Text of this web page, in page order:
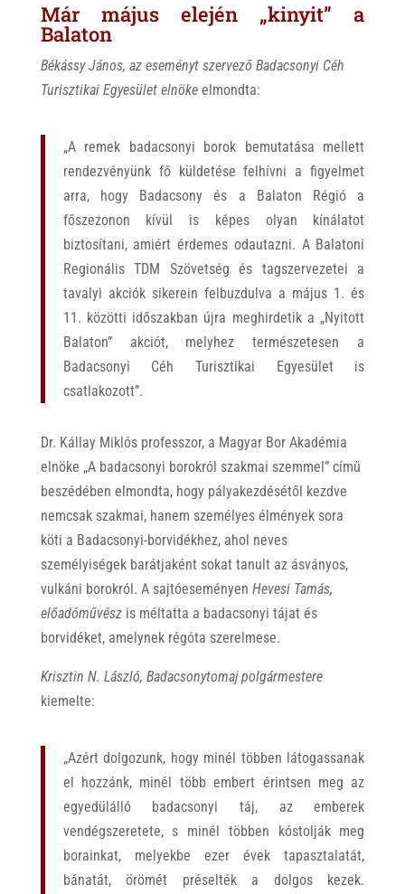
Már május elején „kinyit” a
Balaton
Békássy János, az eseményt szervező Badacsonyi Céh
Turisztikai Egyesület elnökeelmondta:
„A remek badacsonyi borok bemutatása mellett
rendezvényünk fő küldetése felhívni a figyelmet
arra, hogy Badacsony és a Balaton Régió a
főszezonon kívül is képes olyan kínálatot
biztosítani, amiért érdemes odautazni. A Balatoni
Regionális TDM Szövetség és tagszervezetei a
tavalyi akciók sikerein felbuzdulva a május 1. és
11. közötti időszakban újra meghirdetik a „Nyitott
Balaton” akciót, melyhez természetesen a
Badacsonyi Céh Turisztikai Egyesület is
csatlakozott”.
Dr. Kállay Miklós professzor, a Magyar Bor Akadémia
elnöke „A badacsonyi borokról szakmai szemmel” című
beszédében elmondta, hogy pályakezdésétől kezdve
nemcsak szakmai, hanem személyes élmények sora
köti a Badacsonyi-borvidékhez, ahol neves
személyiségek barátjaként sokat tanult az ásványos,
vulkáni borokról. A sajtóeseményen Hevesi Tamás,
előadóművészis méltatta a badacsonyi tájat és
borvidéket, amelynek régóta szerelmese.
Krisztin N. László, Badacsonytomaj polgármestere
kiemelte:
„Azért dolgozunk, hogy minél többen látogassanak
el hozzánk, minél több embert érintsen meg az
egyedülálló badacsonyi táj, az emberek
vendégszeretete, s minél többen kóstolják meg
borainkat, melyekbe ezer évek tapasztalatát,
bánatát, örömét préselték a dolgos kezek.